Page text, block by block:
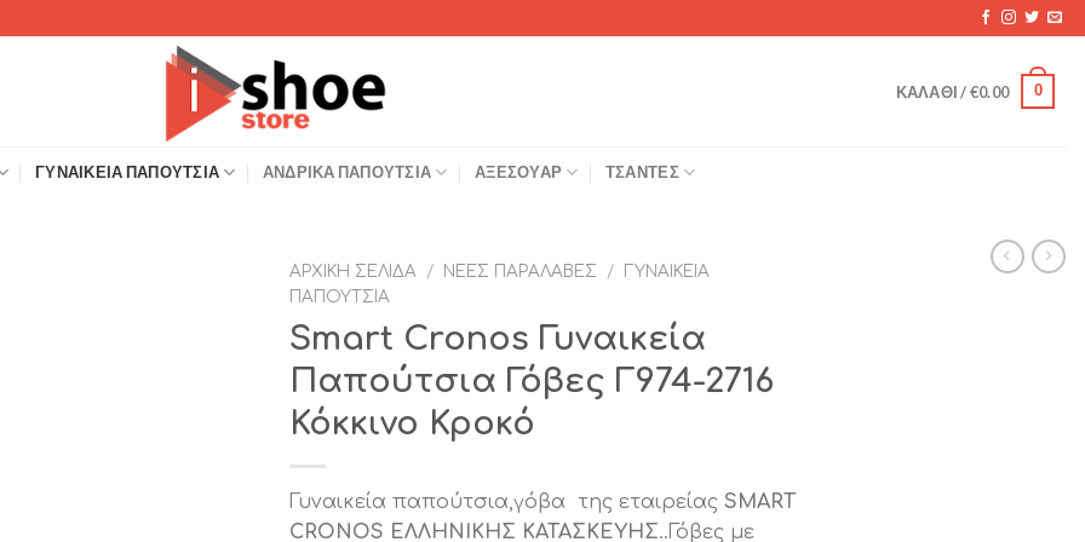
ΚΑΛΆΘΙ /€0.00 0
ΓΥΝΑΙΚΕΊΑ ΠΑΠΟΎΤΣΙΑ ΑΝΔΡΙΚΆ ΠΑΠΟΎΤΣΙΑ ΑΞΕΣΟΥΆΡ ΤΣΆΝΤΕΣ
ΑΡΧΙΚΉ ΣΕΛΊΔΑ / ΝΈΕΣ ΠΑΡΑΛΑΒΈΣ /
ΓΥΝΑΙΚΕΊΑ
ΠΑΠΟΎΤΣΙΑ
Smart Cronos Γυναικεία
Παπούτσια Γόβες Γ974-2716
Κόκκινο Κροκό
Γυναικεία παπούτσια,γόβα της εταιρείας SMART
CRONOS ΕΛΛΗΝΙΚΗΣ ΚΑΤΑΣΚΕΥΗΣ..Γόβες με